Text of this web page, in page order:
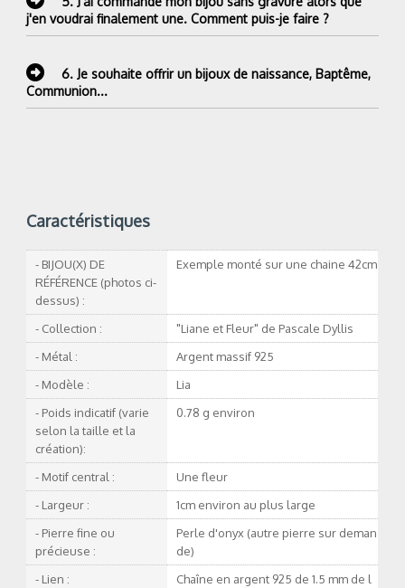
j'en voudrai finalement une. Comment puis-je faire ?
6. Je souhaite offrir un bijoux de naissance, Baptême,
Communion...
Caractéristiques
- BIJOU(X) DE
RÉFÉRENCE (photos ci-
dessus) :
Exemple monté sur une chaine 42cm
- Collection :
"Liane et Fleur" de Pascale Dyllis
- Métal :
Argent massif 925
- Modèle :
Lia
- Poids indicatif (varie
selon la taille et la
création):
0.78 g environ
- Motif central :
Une fleur
- Largeur :
1cm environ au plus large
- Pierre fine ou
précieuse :
Perle d'onyx (autre pierre sur deman
de)
- Lien :
Chaîne en argent 925 de 1.5 mm de l